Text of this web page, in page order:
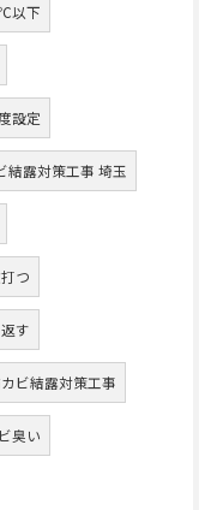
以下
設定
結露対策工事 埼玉
つ
す
ビ結露対策工事
臭い